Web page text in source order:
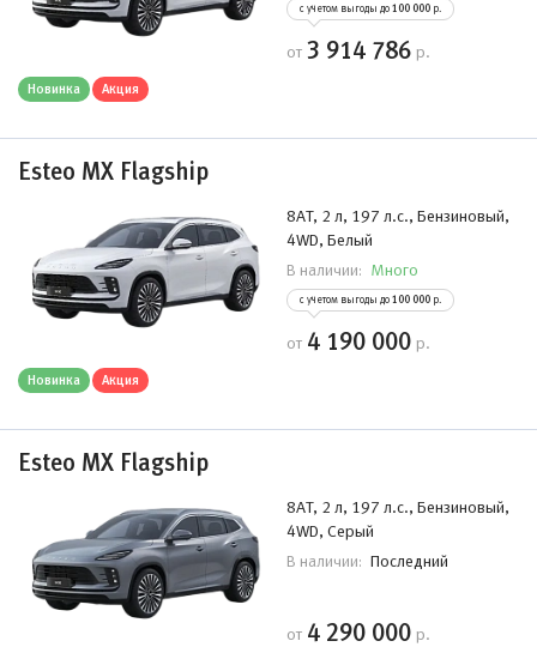
с учетом выгоды до 100 000 р.
от 3 914 786 р.
Новинка Акция
Esteo MX Flagship
8AT, 2 л, 197 л.с., Бензиновый,
4WD, Белый
В наличии: Много
с учетом выгоды до 100 000 р.
от 4 190 000 р.
Новинка Акция
Esteo MX Flagship
8AT, 2 л, 197 л.с., Бензиновый,
4WD, Серый
В наличии: Последний
от 4 290 000 р.